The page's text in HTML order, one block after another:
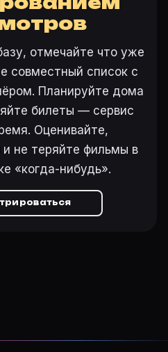
отмечайте что уже
совместный список с
Планируйте дома
билеты — сервис
Оценивайте,
и не теряйте фильмы в
«когда-нибудь».